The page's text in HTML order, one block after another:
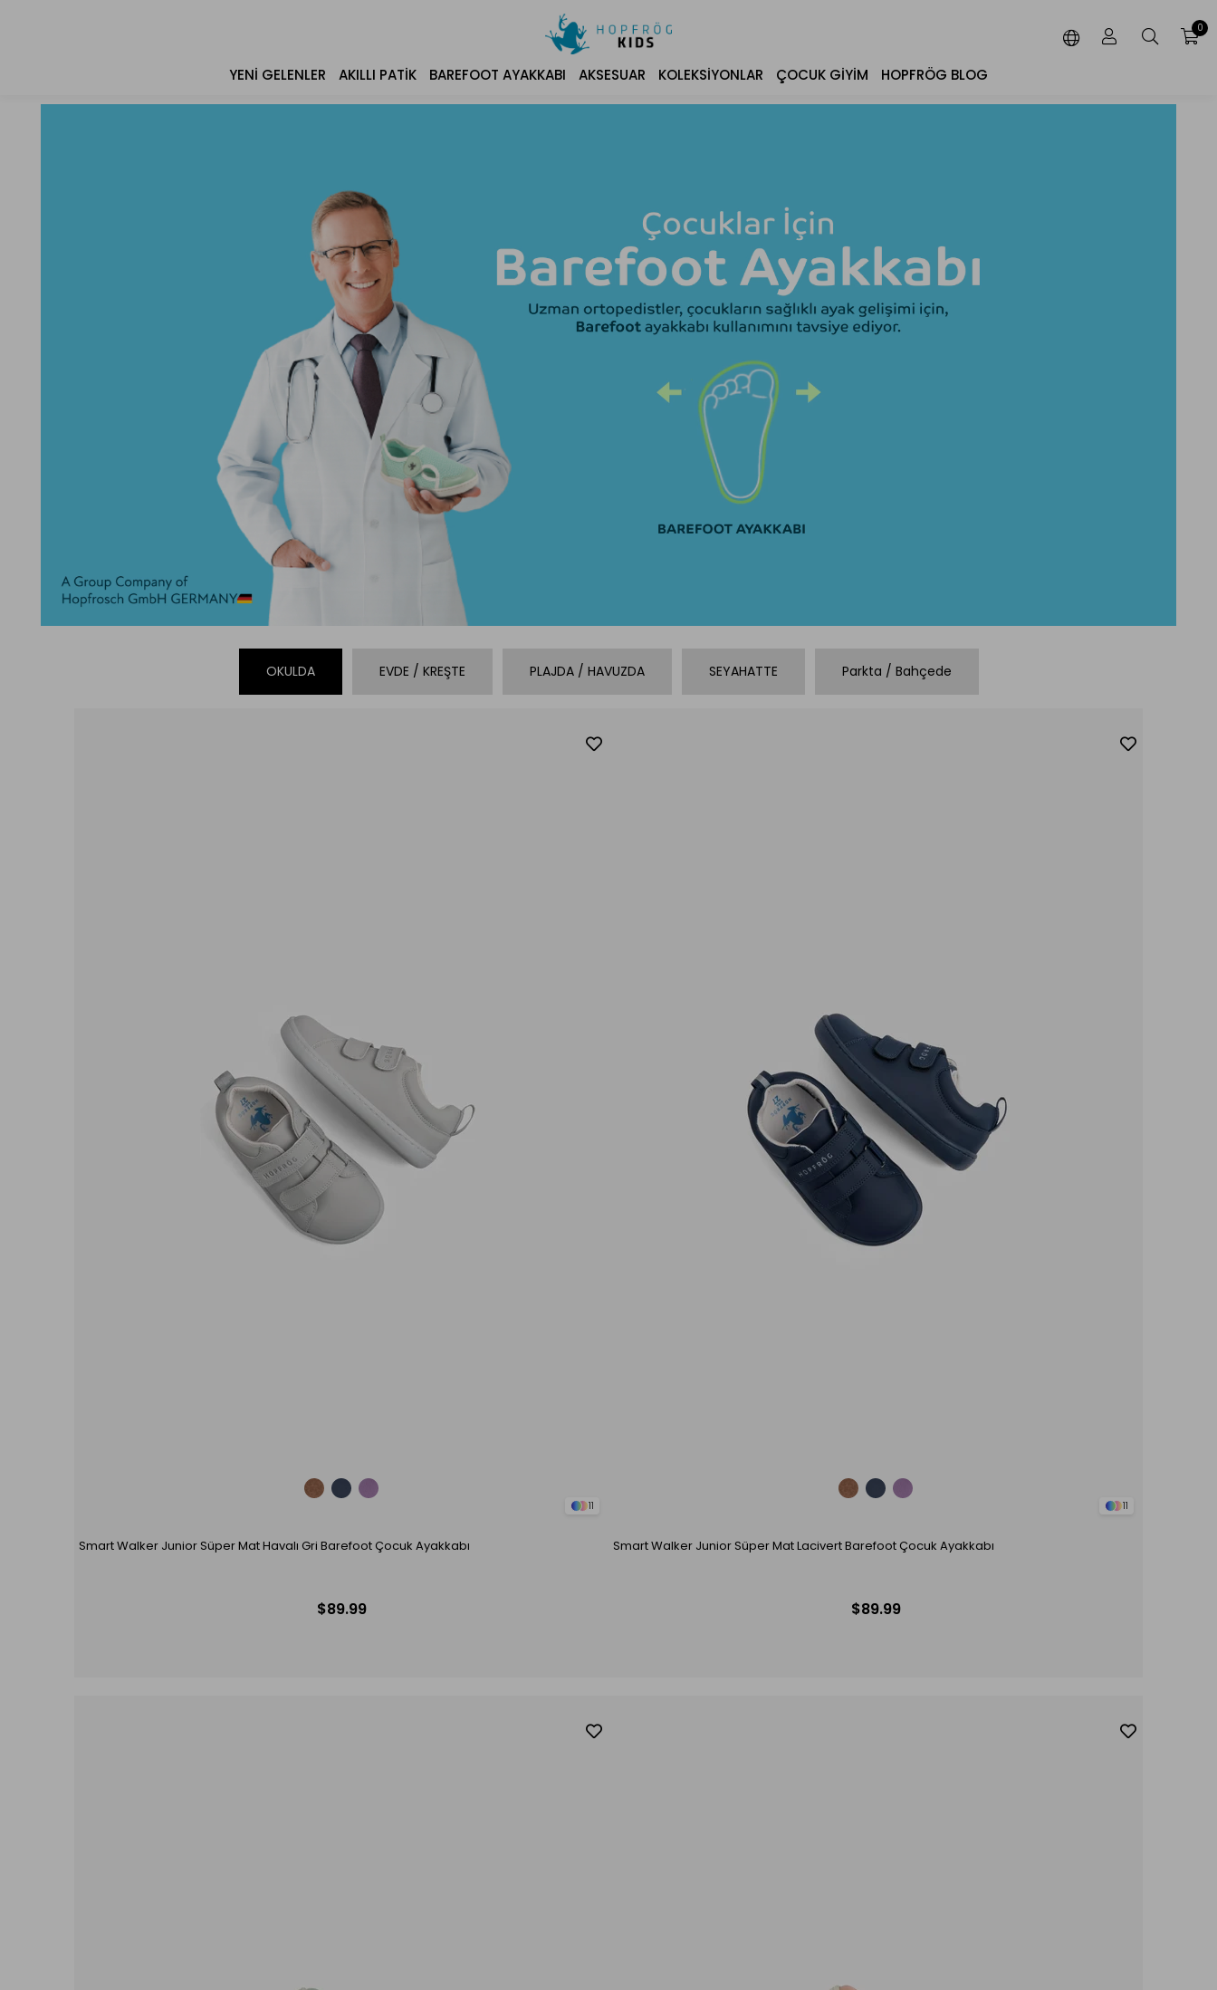
0
YENI GELENLER AKILLI PATIK BAREFOOT AYAKKABI AKSESUAR KOLEKSIYONLAR ÇOCUK GIYIM HOPFRÖG BLOG
OKULDA EVDE / KREŞTE PLAJDA / HAVUZDA SEYAHATTE Parkta / Bahçede
11
Smart Walker Junior Süper Mat Havalı Gri Barefoot Çocuk Ayakkabı
$89.99
11
Smart Walker Junior Süper Mat Lacivert Barefoot Çocuk Ayakkabı
$89.99